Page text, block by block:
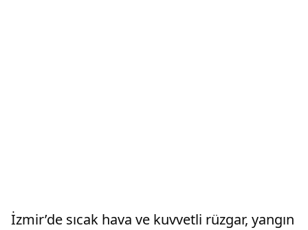
İzmir’de sıcak hava ve kuvvetli rüzgar, yangın